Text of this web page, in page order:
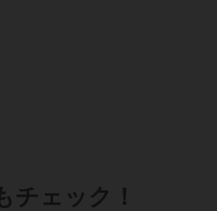
チェック！